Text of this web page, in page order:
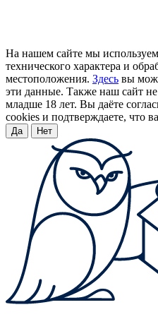
На нашем сайте мы
технического характера и
местоположения. Здесь вы
эти данные. Также наш сайт
младше 18 лет. Вы даёте
cookies и подтверждаете, что
Да Нет